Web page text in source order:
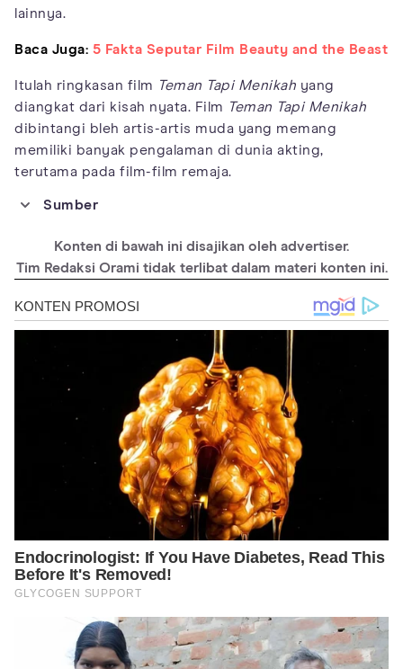
lainnya.
Baca Juga: 5 Fakta Seputar Film Beauty and the Beast
Itulah ringkasan film Teman Tapi Menikah yang
diangkat dari kisah nyata. Film Teman Tapi Menikah
dibintangi bleh artis-artis muda yang memang
memiliki banyak pengalaman di dunia akting,
terutama pada film-film remaja.
Sumber
menikah.html?m=1
https://review.insekuy.com/2018/03/review-sinopsis-film-
teman-tapi-menikah.html?m=1
https://raditherapy.com/2018/04/review-teman-tapi-menikah/
https://www.netflix.com/my/title/81260630
Konten di bawah ini disajikan oleh advertiser.
Tim Redaksi Orami tidak terlibat dalam materi konten ini.